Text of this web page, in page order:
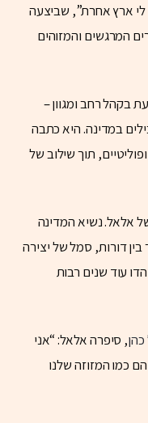
ארץ אחרת”, שביצעה
המרגשים והמזוהים
בקהל רחב ומגוון –
במדינה. היא כתבה
תוך שילוב של
אלאל. נשיא המדינה
דורות, סמל של יצירה
עוד שנים רבות
, סיפרה אלאל: “אני
כמו המזוזה שלנו